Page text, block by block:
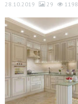
28.10.2019 29 1198